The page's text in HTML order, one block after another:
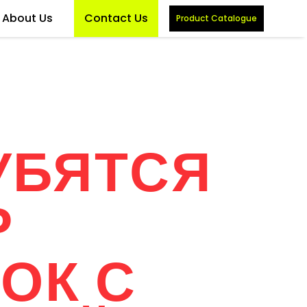
About Us Contact Us Product Catalogue
С